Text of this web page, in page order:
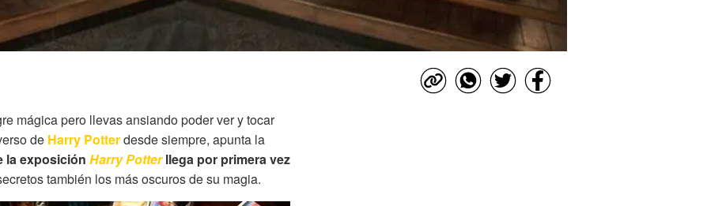
mágica pero llevas ansiando poder ver y tocar
de Harry Potterdesde siempre, apunta la
la exposición Harry Potter llega por primera vez
también los más oscuros de su magia.